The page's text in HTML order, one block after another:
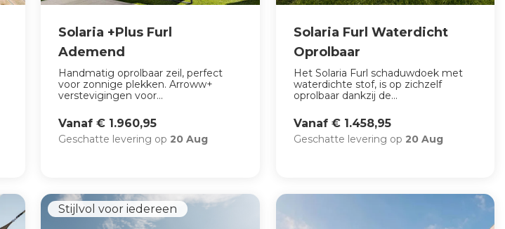
Solaria +Plus Furl
Ademend
Handmatig oprolbaar zeil, perfect
voor zonnige plekken. Arroww+
verstevigingen voor...
Vanaf € 1.960,95
Geschatte levering op20 Aug
Solaria Furl Waterdicht
Oprolbaar
Het Solaria Furl schaduwdoek met
waterdichte stof, is op zichzelf
oprolbaar dankzij de...
Vanaf € 1.458,95
Geschatte levering op 20 Aug
Stijlvol voor iedereen